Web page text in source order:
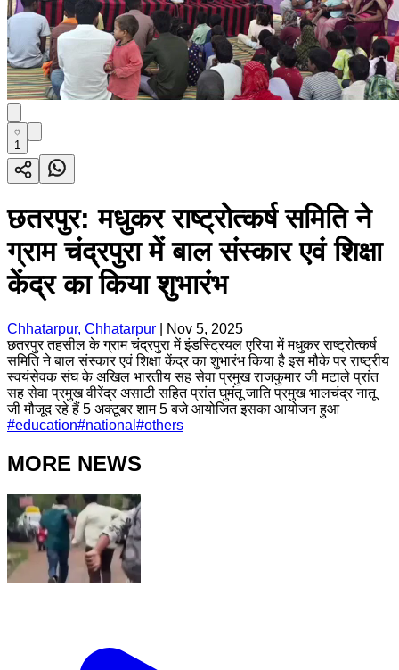
1
छतरपुर: मधुकर राष्ट्रोत्कर्ष समिति ने
ग्राम चंद्रपुरा में बाल संस्कार एवं शिक्षा
केंद्र का किया शुभारंभ
Chhatarpur, Chhatarpur
Nov 5, 2025
छतरपुर तहसील के ग्राम चंद्रपुरा में इंडस्ट्रियल एरिया में मधुकर राष्ट्रोत्कर्ष
समिति ने बाल संस्कार एवं शिक्षा केंद्र का शुभारंभ किया है इस मौके पर राष्ट्रीय
स्वयंसेवक संघ के अखिल भारतीय सह सेवा प्रमुख राजकुमार जी मटाले प्रांत
सह सेवा प्रमुख वीरेंद्र असाटी सहित प्रांत घुमंतू जाति प्रमुख भालचंद्र नातू
जी मौजूद रहे हैं 5 अक्टूबर शाम 5 बजे आयोजित इसका आयोजन हुआ
#education#national #others
MORE NEWS